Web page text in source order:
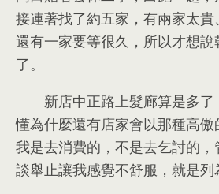
接連著找了約五家 ， 有兩家太貴、
還有一家要等很久 ， 所以才想
了。
新店中正路上髮廊算是多了
懂為什麼還有店家會以那種高
我是去消費的 ， 不是去乞討的 ，
談舉止讓我感覺不舒服 ， 就是列